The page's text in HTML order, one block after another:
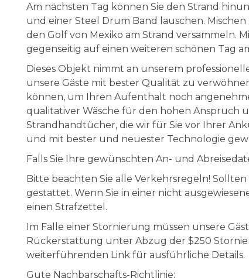
Am nächsten Tag können Sie den Strand
und einer Steel Drum Band lauschen.
den Golf von Mexiko am Strand versammeln.
gegenseitig auf einen weiteren schönen Tag
Dieses Objekt nimmt an unserem
unsere Gäste mit bester Qualität zu
können, um Ihren Aufenthalt noch
qualitativer Wäsche für den hohen Anspruch
Strandhandtücher, die wir für Sie vor Ihrer
und mit bester und neuester Technologie
Falls Sie Ihre gewünschten An- und
Bitte beachten Sie alle Verkehrsregeln!
gestattet. Wenn Sie in einer nicht
einen Strafzettel.
Im Falle einer Stornierung müssen unsere
Rückerstattung unter Abzug der $250
weiterführenden Link für ausführliche Details.
Gute Nachbarschafts-Richtlinie: